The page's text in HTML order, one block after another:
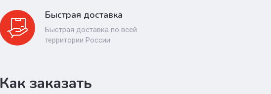
Быстрая доставка
Быстрая доставка по всей
территории России
Как заказать